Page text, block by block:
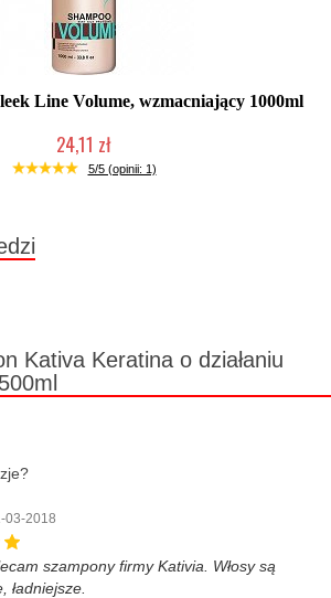
Line Volume, wzmacniający 1000ml
24,11 zł
Duża ilość (wysyłka w 24h)
5/5 (opinii: 1)
Kativa Keratina o działaniu
03-2018
szampony firmy Kativia. Włosy są
ładniejsze.